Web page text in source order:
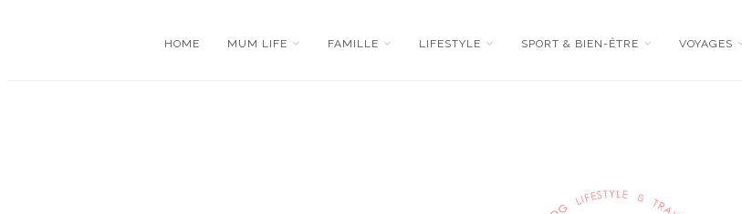
HOME MUM LIFE FAMILLE LIFESTYLE SPORT & BIEN-ÊTRE VOYAGES